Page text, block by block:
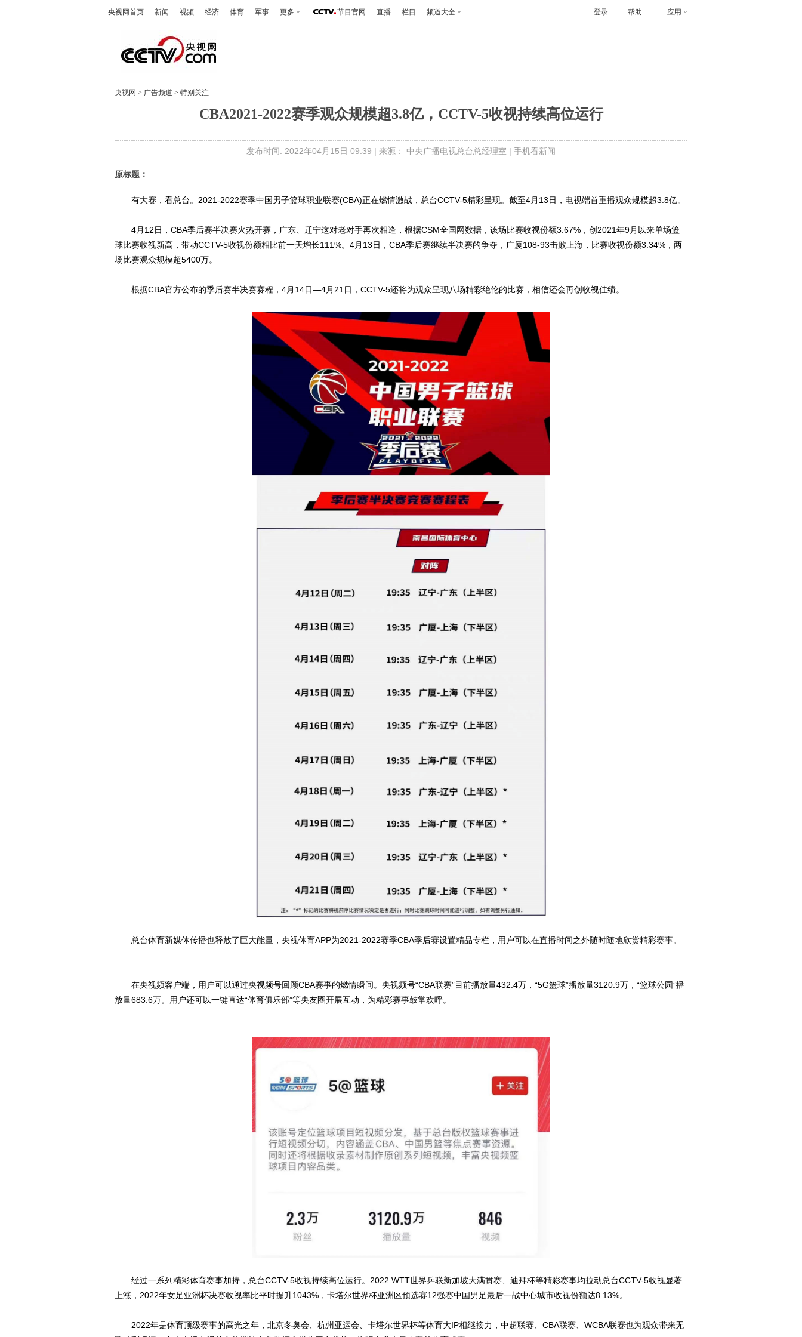
央视网首页 新闻 视频 经济 体育 军事 更多 节目官网 直播 栏目 频道大全 帮助 应用
登录
央视网 > 广告频道 > 特别关注
CBA2021-2022赛季观众规模超3.8亿，CCTV-5收视持续高位运行
发布时间: 2022年04月15日 09:39 | 来源： 中央广播电视总台总经理室 | 手机看新闻
原标题：
有大赛，看总台。2021-2022赛季中国男子篮球职业联赛(CBA)正在燃情激战，总台CCTV-5精彩呈现。截至4月13日，电视端首重播观众规模超3.8亿。
4月12日，CBA季后赛半决赛火热开赛，广东、辽宁这对老对手再次相逢，根据CSM全国网数据，该场比赛收视份额3.67%，创2021年9月以来单场篮
球比赛收视新高，带动CCTV-5收视份额相比前一天增长111%。4月13日，CBA季后赛继续半决赛的争夺，广厦108-93击败上海，比赛收视份额3.34%，两
场比赛观众规模超5400万。
根据CBA官方公布的季后赛半决赛赛程，4月14日—4月21日，CCTV-5还将为观众呈现八场精彩绝伦的比赛，相信还会再创收视佳绩。
总台体育新媒体传播也释放了巨大能量，央视体育APP为2021-2022赛季CBA季后赛设置精品专栏，用户可以在直播时间之外随时随地欣赏精彩赛事。
在央视频客户端，用户可以通过央视频号回顾CBA赛事的燃情瞬间。央视频号“CBA联赛”目前播放量432.4万，“5G篮球”播放量3120.9万，“篮球公园”播
放量683.6万。用户还可以一键直达“体育俱乐部”等央友圈开展互动，为精彩赛事鼓掌欢呼。
经过一系列精彩体育赛事加持，总台CCTV-5收视持续高位运行。2022 WTT世界乒联新加坡大满贯赛、迪拜杯等精彩赛事均拉动总台CCTV-5收视显著
上涨，2022年女足亚洲杯决赛收视率比平时提升1043%，卡塔尔世界杯亚洲区预选赛12强赛中国男足最后一战中心城市收视份额达8.13%。
2022年是体育顶级赛事的高光之年，北京冬奥会、杭州亚运会、卡塔尔世界杯等体育大IP相继接力，中超联赛、CBA联赛、WCBA联赛也为观众带来无